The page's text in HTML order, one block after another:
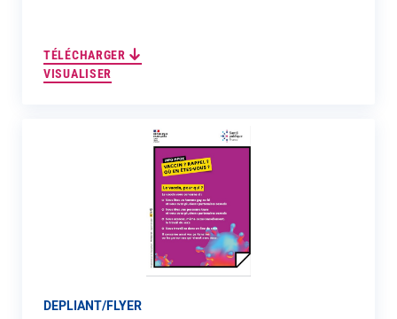
TÉLÉCHARGER
VISUALISER
DEPLIANT/FLYER